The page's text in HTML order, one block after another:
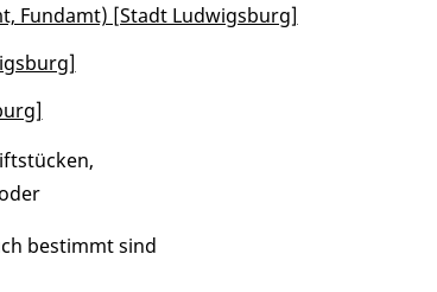
bestimmt sind
Fundamt) [Stadt Ludwigsburg]